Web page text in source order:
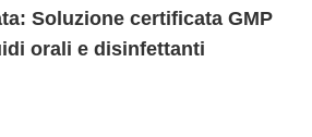
Soluzione certificata GMP
orali e disinfettanti